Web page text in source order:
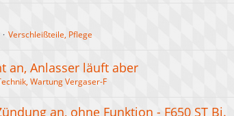
Verschleißteile, Pflege
an, Anlasser läuft aber
Wartung Vergaser-F
an, ohne Funktion - F650 ST Bj.